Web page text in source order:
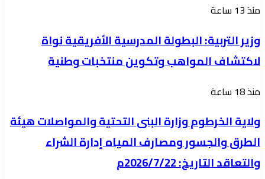
بافتتاح
فرع
جامعة
السودان
بالسوق
وزير
البطولة
المدرسية
نواة
لاكتشاف
المواهب
وتكوين
منتخبات
منذ 13 ساعة
وزير التربية: البطولة المدرسية الأفريقية نواة
لاكتشاف المواهب وتكوين منتخبات وطنية
ولاية
وزارة
البنى
التحتية
منذ 18 ساعة
ولاية الخرطوم وزارة البنى التحتية والمواصلات هيئة
الطرق والجسور ومصارف المياه إدارة الشراء
والتعاقد التاريخ: 2026/7/22م